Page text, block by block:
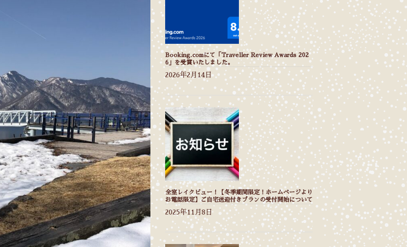
Booking.comにて「Traveller Review Awards 202
6」を受賞いたしました。
2026年2月14日
全室レイクビュー！【冬季期間限定！ホームページより
お電話限定】ご自宅送迎付きプランの受付開始について
2025年11月8日